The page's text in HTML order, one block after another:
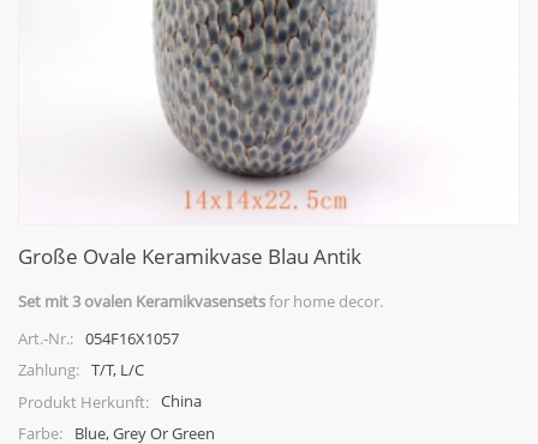
Große Ovale Keramikvase Blau Antik
Set mit 3 ovalen Keramikvasensetsfor home decor.
Art.-Nr.: 054F16X1057
Zahlung: T/T, L/C
Produkt Herkunft: China
Farbe:
Blue, Grey Or Green